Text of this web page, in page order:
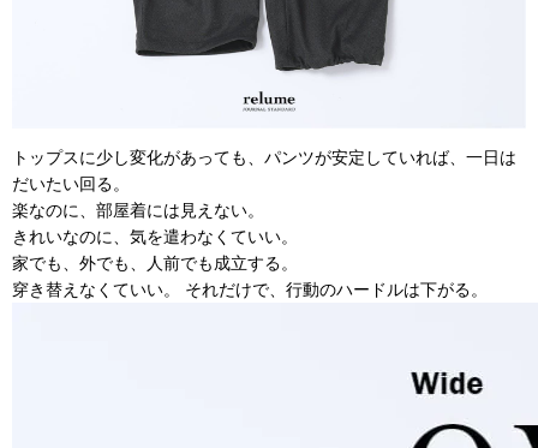
トップスに少し変化があっても、パンツが安定していれば、一日は
だいたい回る。
楽なのに、部屋着には見えない。
きれいなのに、気を遣わなくていい。
家でも、外でも、人前でも成立する。
穿き替えなくていい。 それだけで、行動のハードルは下がる。